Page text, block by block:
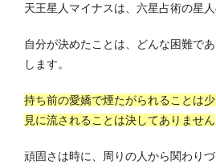
天王星人マイナスは、六星占術の星人
自分が決めたことは、どんな困難で
します。
持ち前の愛嬌で煙たがられることは
見に流されることは決してありません
頑固さは時に、周りの人から関わりづ